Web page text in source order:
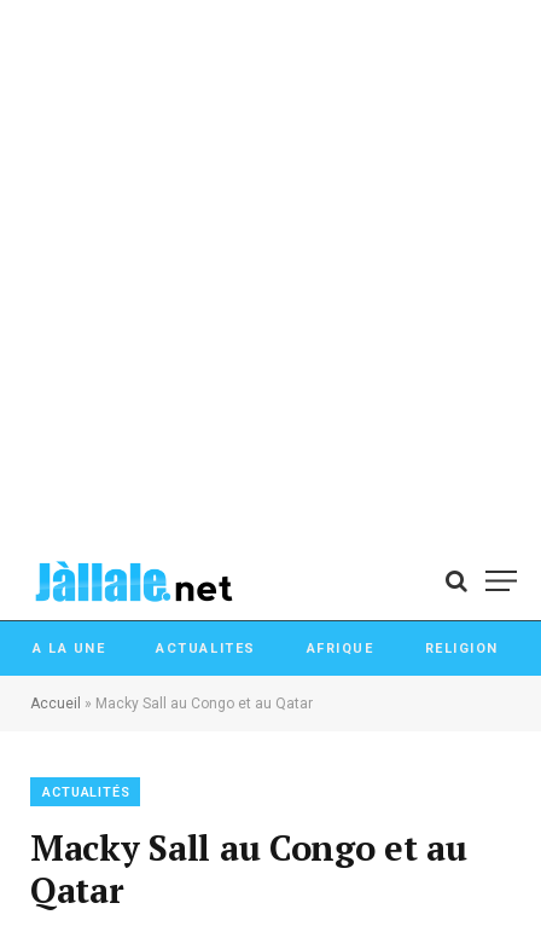
A LA UNE ACTUALITES AFRIQUE RELIGION
Accueil » Macky Sall au Congo et au Qatar
ACTUALITÉS
Macky Sall au Congo et au
Qatar